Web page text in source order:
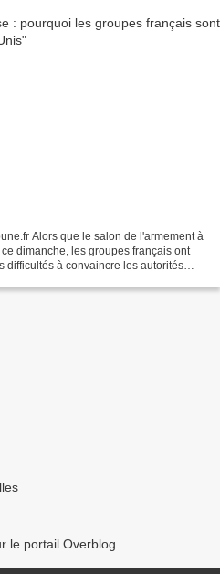
Alors que le salon de l'armement à
dimanche, les groupes français ont
difficultés à convaincre les autorités
le portail Overblog